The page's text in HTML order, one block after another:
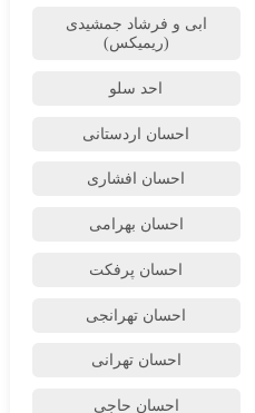
ابی و فرشاد جمشیدی
(ریمیکس)
احد سلو
احسان اردستانی
احسان افشاری
احسان بهرامی
احسان پرفکت
احسان تهرانجی
احسان تهرانی
احسان حاجی